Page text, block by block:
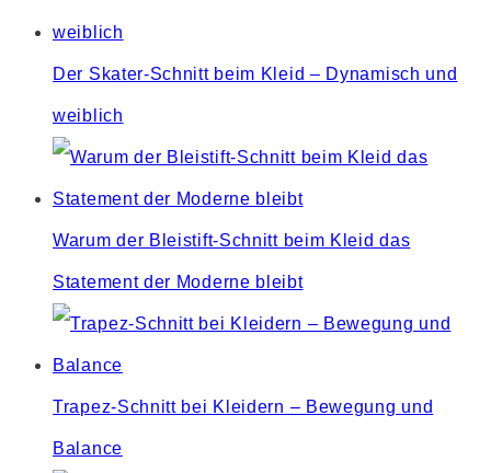
Der Skater-Schnitt beim Kleid – Dynamisch und
weiblich
Warum der Bleistift-Schnitt beim Kleid das
Statement der Moderne bleibt
Trapez-Schnitt bei Kleidern – Bewegung und
Balance